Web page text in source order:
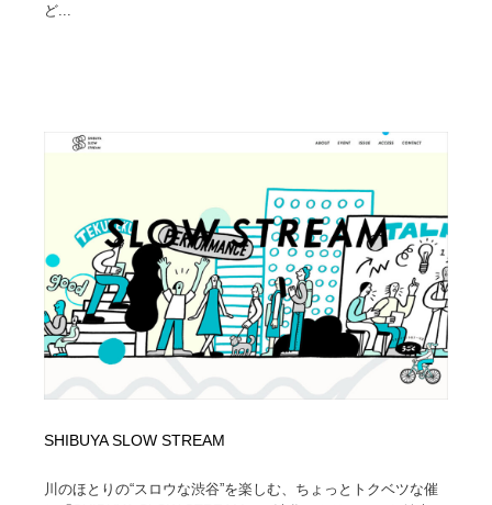
ど...
SHIBUYA SLOW STREAM
川のほとりの“スロウな渋谷”を楽しむ、ちょっとトクベツな催